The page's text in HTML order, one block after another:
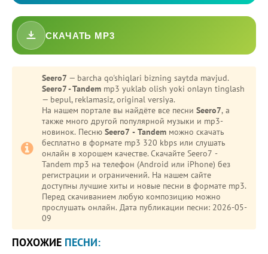
СКАЧАТЬ MP3
Seero7 — barcha qo'shiqlari bizning saytda mavjud.
Seero7 - Tandem mp3 yuklab olish yoki onlayn tinglash
— bepul, reklamasiz, original versiya.
На нашем портале вы найдёте все песни Seero7, а
также много другой популярной музыки и mp3-
новинок. Песню Seero7 - Tandem можно скачать
бесплатно в формате mp3 320 kbps или слушать
онлайн в хорошем качестве. Скачайте Seero7 -
Tandem mp3 на телефон (Android или iPhone) без
регистрации и ограничений. На нашем сайте
доступны лучшие хиты и новые песни в формате mp3.
Перед скачиванием любую композицию можно
прослушать онлайн. Дата публикации песни: 2026-05-
09
ПОХОЖИЕ ПЕСНИ:
Bezori
Oshiq edim